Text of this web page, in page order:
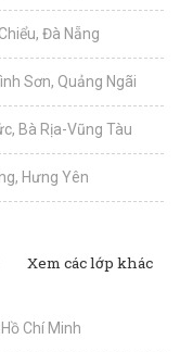
Đà Nẵng
Sơn, Quảng Ngãi
Bà Rịa-Vũng Tàu
Hưng Yên
Xem các lớp khác
Chí Minh